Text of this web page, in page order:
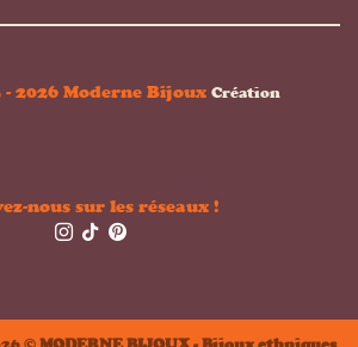
2026 Moderne Bijoux Création
nous sur les réseaux !